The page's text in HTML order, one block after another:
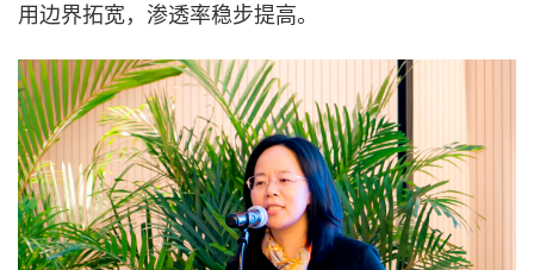
用边界拓宽，渗透率稳步提高。